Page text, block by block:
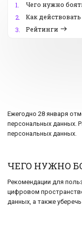
1.
Чего нужно
2.
Как действовать
3.
Рейтинги
Ежегодно 28 января
персональных данных.
персональных данных.
ЧЕГО НУЖНО
Рекомендации для
цифровом
данных, а также